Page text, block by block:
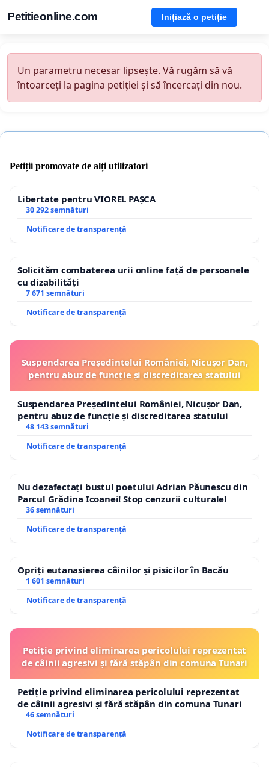
Petitieonline.com Inițiază o petiție
Un parametru necesar lipsește. Vă rugăm să vă
întoarceți la pagina petiției și să încercați din nou.
Petiții promovate de alți utilizatori
Libertate pentru VIOREL PAȘCA
30 292 semnături
Notificare de transparență
Solicităm combaterea urii online față de persoanele
cu dizabilități
7 671 semnături
Notificare de transparență
Suspendarea Președintelui României, Nicușor Dan,
pentru abuz de funcție și discreditarea statului
Suspendarea Președintelui României, Nicușor Dan,
pentru abuz de funcție și discreditarea statului
48 143 semnături
Notificare de transparență
Nu dezafectați bustul poetului Adrian Păunescu din
Parcul Grădina Icoanei! Stop cenzurii culturale!
36 semnături
Notificare de transparență
Opriți eutanasierea câinilor și pisicilor în Bacău
1 601 semnături
Notificare de transparență
Petiție privind eliminarea pericolului reprezentat
de câinii agresivi și fără stăpân din comuna Tunari
Petiție privind eliminarea pericolului reprezentat
de câinii agresivi și fără stăpân din comuna Tunari
46 semnături
Notificare de transparență